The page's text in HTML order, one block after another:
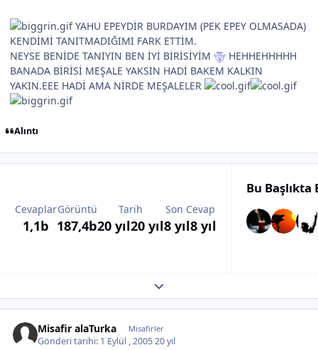
YAHU EPEYDİR BURDAYIM (PEK EPEY OLMASADA)
KENDİMİ TANITMADIĞIMI FARK ETTİM.
NEYSE BENİDE TANIYIN BEN İYİ BİRİSİYİM
HEHHEHHHHH
BANADA BİRİSİ MEŞALE YAKSIN HADİ BAKEM KALKIN
YAKIN.EEE HADİ AMA NİRDE MEŞALELER
Alıntı
Cevaplar
1,1b
Görüntü
187,4b
Tarih
20 yıl20 yıl
Son Cevap
8 yıl8 yıl
Bu
Expand topic overview
Misafir alaTurka Misafirler
Gönderi tarihi: 1 Eylül , 200520 yıl